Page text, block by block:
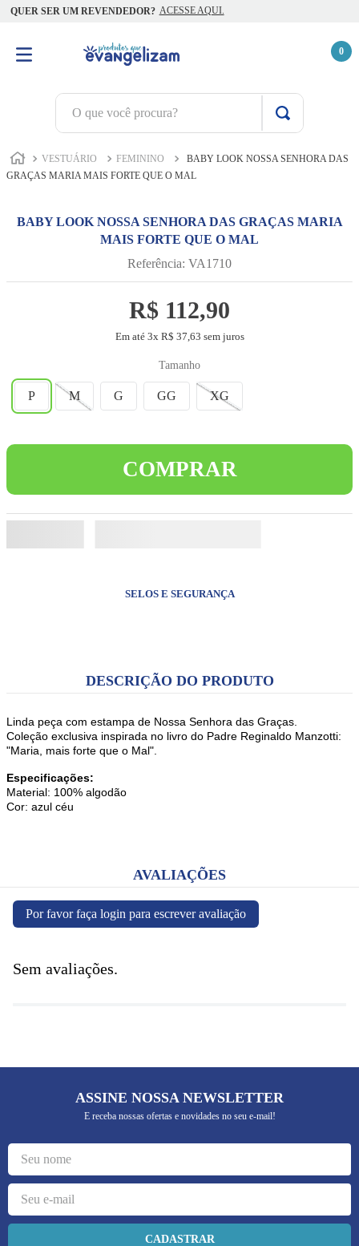
QUER SER UM REVENDEDOR? ACESSE AQUI.
0
O que você procura?
VESTUÁRIO FEMININO
BABY LOOK NOSSA SENHORA DAS
GRAÇAS MARIA MAIS FORTE QUE O MAL
BABY LOOK NOSSA SENHORA DAS GRAÇAS MARIA
MAIS FORTE QUE O MAL
Referência: VA1710
R$ 112,90
Em até 3x R$ 37 63 sem juros
Tamanho
P M G GG XG
COMPRAR
SELOS E SEGURANÇA
DESCRIÇÃO DO PRODUTO
Linda peça com estampa de Nossa Senhora das Graças.
Coleção exclusiva inspirada no livro do Padre Reginaldo Manzotti:
"Maria, mais forte que o Mal".
Especificações:
Material: 100% algodão
Cor: azul céu
AVALIAÇÕES
Por favor faça login para escrever avaliação
Sem avaliações.
ASSINE NOSSA NEWSLETTER
E receba nossas ofertas e novidades no seu e-mail!
CADASTRAR
1º
terço jesus santas chagas
3º
biblia
4º
escapulário
5º
camiseta
6º
capelinha jesus santas chagas
7º
pulseira
biblia sagrada
livro inabalável